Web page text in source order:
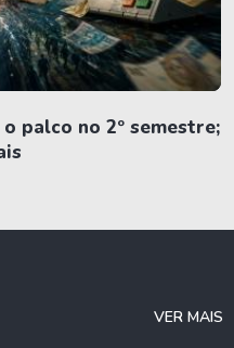
palco no 2º semestre;
VER MAIS